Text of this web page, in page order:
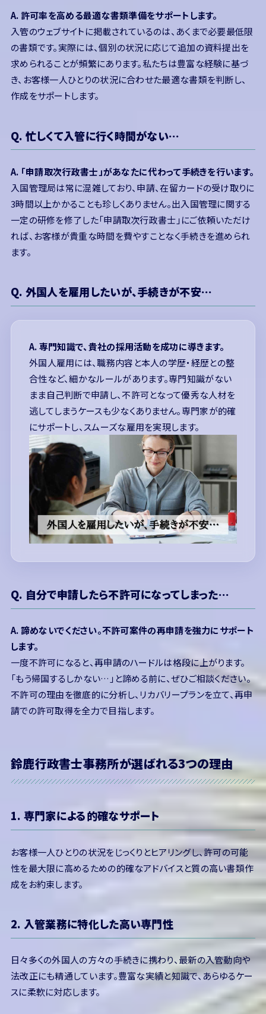
A. 許可率を高める最適な書類準備をサポートします。
入管のウェブサイトに掲載されているのは、あくまで必要最低限
の書類です。実際には、個別の状況に応じて追加の資料提出を
求められることが頻繁にあります。私たちは豊富な経験に基づ
き、お客様一人ひとりの状況に合わせた最適な書類を判断し、
作成をサポートします。
Q. 忙しくて入管に行く時間がない…
A. 「申請取次行政書士」があなたに代わって手続きを行います。
入国管理局は常に混雑しており、申請、在留カードの受け取りに
3時間以上かかることも珍しくありません。出入国管理に関する
一定の研修を修了した「申請取次行政書士」にご依頼いただけ
れば、お客様が貴重な時間を費やすことなく手続きを進められ
ます。
Q. 外国人を雇用したいが、手続きが不安…
A. 専門知識で、貴社の採用活動を成功に導きます。
外国人雇用には、職務内容と本人の学歴・経歴との整
合性など、細かなルールがあります。専門知識がない
まま自己判断で申請し、不許可となって優秀な人材を
逃してしまうケースも少なくありません。専門家が的確
にサポートし、スムーズな雇用を実現します。
Q. 自分で申請したら不許可になってしまった…
A. 諦めないでください。不許可案件の再申請を強力にサポート
します。
一度不許可になると、再申請のハードルは格段に上がります。
「もう帰国するしかない…」と諦める前に、ぜひご相談ください。
不許可の理由を徹底的に分析し、リカバリープランを立て、再申
請での許可取得を全力で目指します。
鈴鹿行政書士事務所が選ばれる3つの理由
1. 専門家による的確なサポート
お客様一人ひとりの状況をじっくりとヒアリングし、許可の可能
性を最大限に高めるための的確なアドバイスと質の高い書類作
成をお約束します。
2. 入管業務に特化した高い専門性
日々多くの外国人の方々の手続きに携わり、最新の入管動向や
法改正にも精通しています。豊富な実績と知識で、あらゆるケー
スに柔軟に対応します。